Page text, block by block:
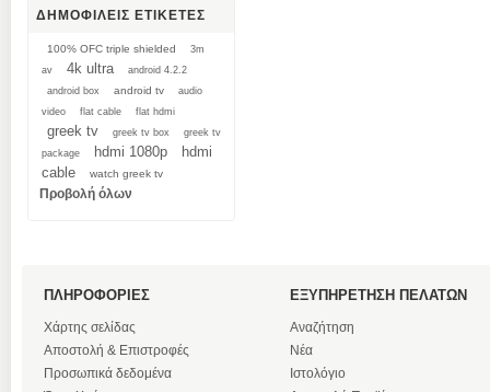
ΔΗΜΟΦΙΛΕΙΣ ΕΤΙΚΕΤΕΣ
100% OFC triple shielded
3m
av
4k ultra
android 4.2.2
android box
android tv
audio
video
flat cable flat hdmi
greek tv greek tv box
greek tv
package
hdmi 1080p
hdmi
cable
watch greek tv
Προβολή όλων
ΠΛΗΡΟΦΟΡΙΕΣ
Χάρτης σελίδας
Αποστολή & Επιστροφές
Προσωπικά δεδομένα
ΕΞΥΠΗΡΕΤΗΣΗ ΠΕΛΑΤΩΝ
Αναζήτηση
Νέα
Ιστολόγιο